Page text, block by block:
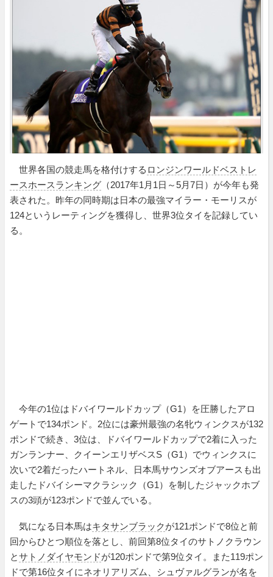
世界各国の競走馬を格付けする ロンジンワールドベストレ
ースホースランキング （2017年1月1日～5月7日）が今年も発
表された。昨年の同時期は日本の最強マイラー・モーリスが
124というレーティングを獲得し、世界3位タイを記録してい
る。
今年の1位はドバイワールドカップ（G1）を圧勝したアロ
ゲートで134ポンド。2位には豪州最強の名牝ウィンクスが132
ポンドで続き、3位は、ドバイワールドカップで2着に入った
ガンランナー、クイーンエリザベスS（G1）でウィンクスに
次いで2着だったハートネル、日本馬サウンズオブアースも出
走したドバイシーマクラシック（G1）を制したジャックホブ
スの3頭が123ポンドで並んでいる。
気になる日本馬はキタサンブラックが121ポンドで8位と前
回からひとつ順位を落とし、前回第8位タイのサトノクラウン
とサトノダイヤモンドが120ポンドで第9位タイ。また119ポン
ドで第16位タイにネオリアリズム、シュヴァルグランが名を